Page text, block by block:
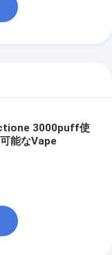
3000puff使
能なVape